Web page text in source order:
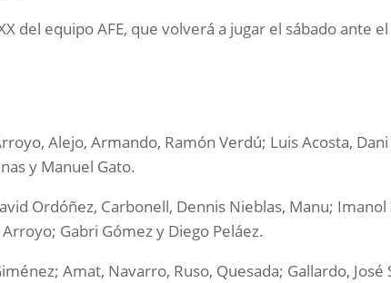
del equipo AFE, que volverá a jugar el sábado ante
Alejo, Armando, Ramón Verdú; Luis Acosta,
y Manuel Gato.
Ordóñez, Carbonell, Dennis Nieblas, Manu; Imanol
Gabri Gómez y Diego Peláez.
Amat, Navarro, Ruso, Quesada; Gallardo, José